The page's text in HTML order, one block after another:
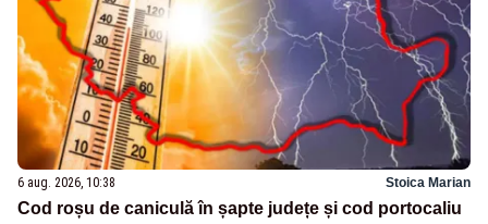
6 aug. 2026, 10:38 Stoica Marian
Cod roșu de caniculă în șapte județe și cod portocaliu